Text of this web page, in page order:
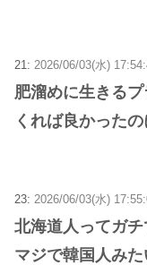
21: 2026/06/03(水)
肥溜めに生きる
くれば良かったの
23: 2026/06/03(水)
北海道人ってガ
マジで韓国人みた